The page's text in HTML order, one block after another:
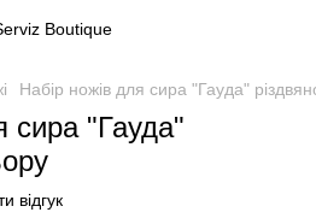
Набір ножів для сира "Гауда"
сира "Гауда"
відгук